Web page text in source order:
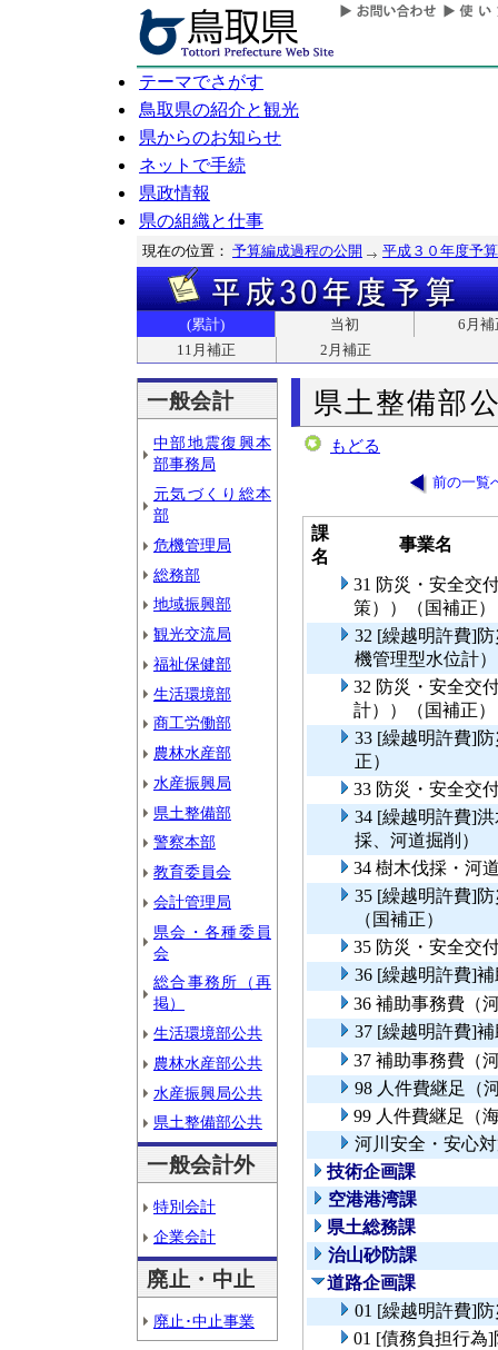
テーマでさがす
鳥取県の紹介と観光
県からのお知らせ
ネットで手続
県政情報
県の組織と仕事
現在の位置： 予算編成過程の公開 平成３０年度予算
(累計) 当初
6月補
11月補正
2月補正
一般会計
中部地震復興本
部事務局
元気づくり総本
部
危機管理局
総務部
地域振興部
観光交流局
福祉保健部
生活環境部
商工労働部
農林水産部
水産振興局
県土整備部
警察本部
教育委員会
会計管理局
県会・各種委員
会
総合事務所（再
掲）
生活環境部公共
農林水産部公共
水産振興局公共
県土整備部公共
一般会計外
特別会計
企業会計
廃止・中止
廃止･中止事業
県土整備部
もどる
前の一覧
課
名
事業名
31 防災・安全交
策））（国補正）
32 [繰越明許費]
機管理型水位計
32 防災・安全交
計））（国補正）
33 [繰越明許費]
正）
33 防災・安全交
34 [繰越明許費]
採、河道掘削）
34 樹木伐採・河
35 [繰越明許費]
（国補正）
35 防災・安全交
36 [繰越明許費]
36 補助事務費（
37 [繰越明許費]
37 補助事務費（
98 人件費継足（
99 人件費継足（
河川安全・安心
技術企画課
空港港湾課
県土総務課
治山砂防課
道路企画課
01 [繰越明許費]
01 [債務負担行